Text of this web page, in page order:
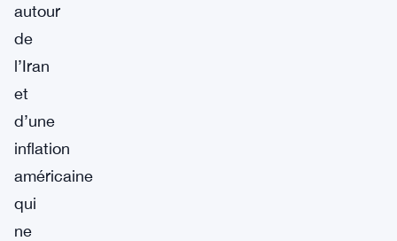
autour
de
l’Iran
et
d’une
inflation
américaine
qui
ne